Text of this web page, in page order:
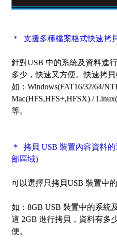
＊ 支援多種檔案格式快速拷
針對USB 中的系統及資料進
多少，快速又方便。快速拷
如：Windows(FAT16/32/64/
Mac(HFS,HFS+,HFSX) /
等。
＊ 拷貝 USB 裝置內容資料
部區域)
可以選擇只拷貝USB 裝置中的
如：8GB USB 裝置中的系統
這 2GB 進行拷貝，資料有多
便。